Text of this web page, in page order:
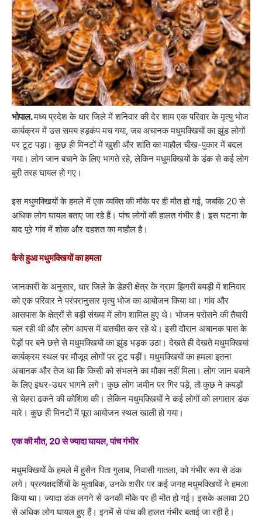
भोपाल.मध्य प्रदेश के धार जिले में शनिवार की देर शाम एक परिवार के मृत्यु भोज
कार्यक्रम में उस समय हड़कंप मच गया, जब अचानक मधुमक्खियों का झुंड लोगों
पर टूट पड़ा। कुछ ही मिनटों में खुशी और शांति का माहौल चीख-पुकार में बदल
गया। लोग जान बचाने के लिए भागते रहे, लेकिन मधुमक्खियों के डंक से कई लोग
बुरी तरह घायल हो गए।
इस मधुमक्खियों के हमले में एक व्यक्ति की मौके पर ही मौत हो गई, जबकि 20 से
अधिक लोग घायल बताए जा रहे हैं। पांच लोगों की हालत गंभीर है। इस घटना के
बाद पूरे गांव में शोक और दहशत का माहौल है।
कैसे हुआ मधुमक्खियों का हमला
जानकारी के अनुसार, धार जिले के डेहरी क्षेत्र के ग्राम झिगरी बयड़ी में शनिवार
को एक परिवार ने परंपरानुसार मृत्यु भोज का आयोजन किया था। गांव और
आसपास के क्षेत्रों से बड़ी संख्या में लोग शामिल हुए थे। भोजन परोसने की तैयारी
चल रही थी और लोग आपस में बातचीत कर रहे थे। इसी दौरान अचानक पास के
पेड़ों पर बने छत्ते से मधुमक्खियों का झुंड भड़क उठा। देखते ही देखते मधुमक्खियां
कार्यक्रम स्थल पर मौजूद लोगों पर टूट पड़ीं। मधुमक्खियों का हमला इतना
अचानक और तेज था कि किसी को संभलने का मौका नहीं मिला। लोग जान बचाने
के लिए इधर-उधर भागने लगे। कुछ लोग जमीन पर गिर पड़े, तो कुछ ने कपड़ों
से चेहरा ढकने की कोशिश की। लेकिन मधुमक्खियों ने कई लोगों को लगातार डंक
मारे। कुछ ही मिनटों में पूरा आयोजन स्थल खाली हो गया।
एक की मौत, 20 से ज्यादा घायल, पांच गंभीर
मधुमक्खियों के हमले में हुसैन पिता गुलाब, निवासी गातला, को गंभीर रूप से डंक
लगे। प्रत्यक्षदर्शियों के मुताबिक, उनके शरीर पर कई जगह मधुमक्खियों ने हमला
किया था। ज्यादा डंक लगने से उनकी मौके पर ही मौत हो गई। इसके अलावा 20
से अधिक लोग घायल हुए हैं। इनमें से पांच की हालत गंभीर बताई जा रही है।